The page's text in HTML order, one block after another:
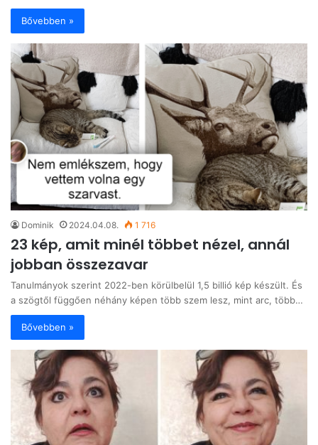
Bővebben »
Dominik 2024.04.08. 1 716
23 kép, amit minél többet nézel, annál
jobban összezavar
Tanulmányok szerint 2022-ben körülbelül 1,5 billió kép készült. És
a szögtől függően néhány képen több szem lesz, mint arc, több…
Bővebben »